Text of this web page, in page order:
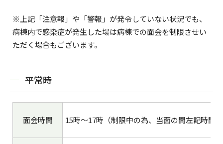
※上記「注意報」や「警報」が発令していない状況でも、
病棟内で感染症が発生した場は病棟での面会を制限させい
ただく場合もございます。
平常時
面会時間 15時～17時（制限中の為、当面の間左記時間